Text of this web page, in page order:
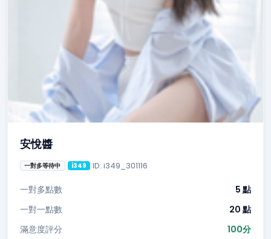
安悅醬
一對多等待中 i349 ID: i349_301116
一對多點數
5 點
一對一點數
20 點
滿意度評分
100分